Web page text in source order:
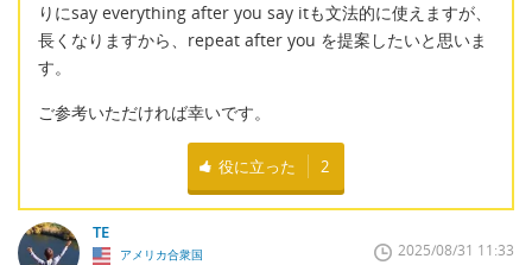
りにsay everything after you say itも文法的に使えますが、
長くなりますから、repeat after you を提案したいと思いま
す。
ご参考いただければ幸いです。
役に立った 2
TE
アメリカ合衆国 2025/08/31 11:33